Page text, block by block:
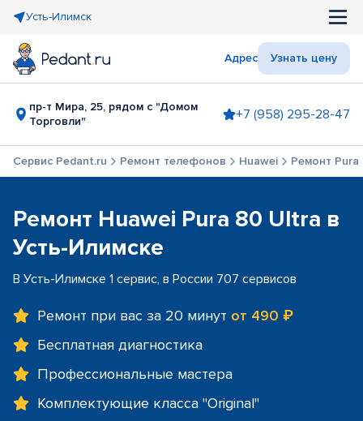
Усть-Илимск
Адрес Узнать цену
пр-т Мира, 25, рядом с "Домом
Торговли"
+7 (958) 295-28-47
Сервис Pedant.ru Ремонт телефонов Huawei Ремонт
Ремонт Huawei Pura 80 Ultra в
Усть-Илимске
В Усть-Илимске 1 сервис, в России 707 сервисов
Ремонт при вас за 20 минут от 490 ₽
Бесплатная диагностика
Профессиональные мастера
Комплектующие класса "Original"